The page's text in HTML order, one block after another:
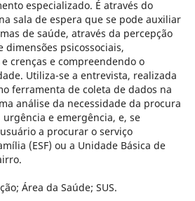
especializado. É através do
sala de espera que se pode auxiliar
de saúde, através da percepção
dimensões psicossociais,
crenças e compreendendo o
Utiliza-se a entrevista, realizada
ferramenta de coleta de dados na
análise da necessidade da procura
e emergência, e, se
a procurar o serviço
(ESF) ou a Unidade Básica de
Área da Saúde; SUS.